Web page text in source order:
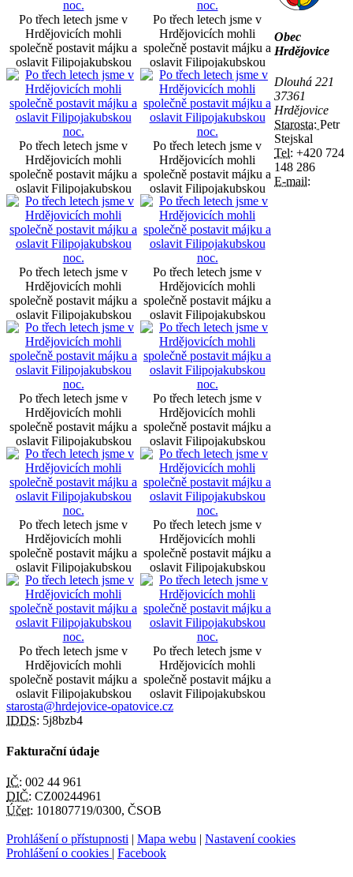
Po třech letech jsme v
Hrdějovicích mohli
společně postavit májku a
oslavit Filipojakubskou
noc.
Po třech letech jsme v
Hrdějovicích mohli
společně postavit májku a
oslavit Filipojakubskou
noc.
Po třech letech jsme v
Hrdějovicích mohli
společně postavit májku a
oslavit Filipojakubskou
noc.
Po třech letech jsme v
Hrdějovicích mohli
společně postavit májku a
oslavit Filipojakubskou
noc.
Po třech letech jsme v
Hrdějovicích mohli
společně postavit májku a
oslavit Filipojakubskou
noc.
Po třech letech jsme v
Hrdějovicích mohli
společně postavit májku a
oslavit Filipojakubskou
noc.
Po třech letech jsme v
Hrdějovicích mohli
společně postavit májku a
oslavit Filipojakubskou
noc.
Po třech letech jsme v
Hrdějovicích mohli
společně postavit májku a
oslavit Filipojakubskou
noc.
Po třech letech jsme v
Hrdějovicích mohli
společně postavit májku a
oslavit Filipojakubskou
noc.
Po třech letech jsme v
Hrdějovicích mohli
společně postavit májku a
oslavit Filipojakubskou
noc.
Po třech letech jsme v
Hrdějovicích mohli
společně postavit májku a
oslavit Filipojakubskou
noc.
Po třech letech jsme v
Hrdějovicích mohli
společně postavit májku a
oslavit Filipojakubskou
Obec
Hrdějovice
Dlouhá 221
37361
Hrdějovice
Starosta: Petr
Stejskal
Tel: +420 724
148 286
E-mail:
starosta@hrdejovice-opatovice.cz
IDDS: 5j8bzb4
Fakturační údaje
IČ: 002 44 961
DIČ: CZ00244961
Účet: 101807719/0300, ČSOB
Prohlášení o přístupnosti | Mapa webu | Nastavení cookies
Prohlášení o cookies | Facebook